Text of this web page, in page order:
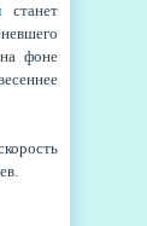
станет
фоне